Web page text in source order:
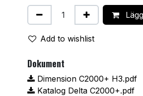
Add to wishlist
Dokument
Dimension C2000+ H3.pdf
Katalog Delta C2000+.pdf